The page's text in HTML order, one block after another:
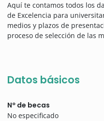
Aquí te contamos todos los
de Excelencia para
medios y plazos de
proceso de selección de las
Datos básicos
Nº de becas
No especificado